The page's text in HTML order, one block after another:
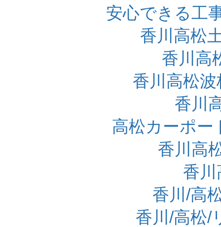
安心できる工
香川高松
香川高
香川高松
香川
高松カーポー
香川高
香
香川/高
香川/高松/